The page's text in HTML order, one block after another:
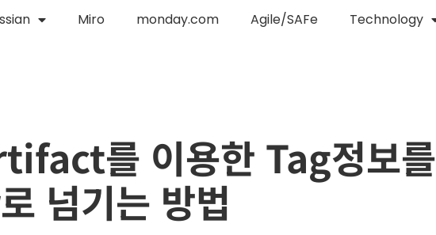
Miro monday.com Agile/SAFe Technology
를 이용한 Tag정보를
넘기는 방법